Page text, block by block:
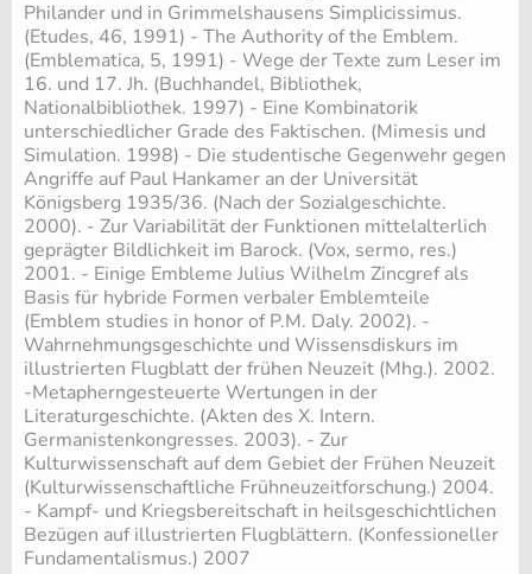
Philander und in Grimmelshausens Simplicissimus.
(Etudes, 46, 1991) - The Authority of the Emblem.
(Emblematica, 5, 1991) - Wege der Texte zum Leser im
16. und 17. Jh. (Buchhandel, Bibliothek,
Nationalbibliothek. 1997) - Eine Kombinatorik
unterschiedlicher Grade des Faktischen. (Mimesis und
Simulation. 1998) - Die studentische Gegenwehr gegen
Angriffe auf Paul Hankamer an der Universität
Königsberg 1935/36. (Nach der Sozialgeschichte.
2000). - Zur Variabilität der Funktionen mittelalterlich
geprägter Bildlichkeit im Barock. (Vox, sermo, res.)
2001. - Einige Embleme Julius Wilhelm Zincgref als
Basis für hybride Formen verbaler Emblemteile
(Emblem studies in honor of P.M. Daly. 2002). -
Wahrnehmungsgeschichte und Wissensdiskurs im
illustrierten Flugblatt der frühen Neuzeit (Mhg.). 2002.
-Metapherngesteuerte Wertungen in der
Literaturgeschichte. (Akten des X. Intern.
Germanistenkongresses. 2003). - Zur
Kulturwissenschaft auf dem Gebiet der Frühen Neuzeit
(Kulturwissenschaftliche Frühneuzeitforschung.) 2004.
- Kampf- und Kriegsbereitschaft in heilsgeschichtlichen
Bezügen auf illustrierten Flugblättern. (Konfessioneller
Fundamentalismus.) 2007